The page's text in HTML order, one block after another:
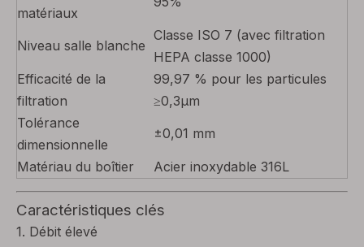
matériaux
Niveau salle blanche
Classe ISO 7 (avec filtration
HEPA classe 1000)
Efficacité de la
filtration
99,97 % pour les particules
≥0,3μm
Tolérance
dimensionnelle
±0,01 mm
Matériau du boîtier Acier inoxydable 316L
Caractéristiques clés
1. Débit élevé